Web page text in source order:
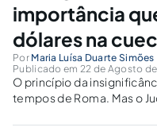
importância
dólares na
Por Maria Luísa Duarte Simões
Publicado em 22 de Agosto de
O princípio da
tempos de Roma. Mas o
o roubo de uma par de